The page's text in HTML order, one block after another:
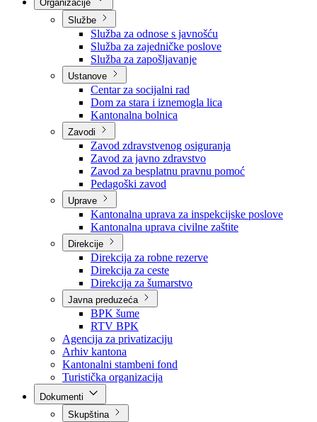
Nadležnosti
Sjednice Vlade
Službe
Služba za odnose s javnošću
Služba za zajedničke poslove
Služba za zapošljavanje
Ustanove
Centar za socijalni rad
Dom za stara i iznemogla lica
Kantonalna bolnica
Zavodi
Zavod zdravstvenog osiguranja
Zavod za javno zdravstvo
Zavod za besplatnu pravnu pomoć
Pedagoški zavod
Uprave
Kantonalna uprava za inspekcijske poslove
Kantonalna uprava civilne zaštite
Direkcije
Direkcija za robne rezerve
Direkcija za ceste
Direkcija za šumarstvo
Javna preduzeća
BPK šume
RTV BPK
Agencija za privatizaciju
Arhiv kantona
Kantonalni stambeni fond
Turistička organizacija